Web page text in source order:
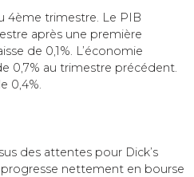
4ème trimestre. Le PIB
après une première
de 0,1%. L’économie
0,7% au trimestre précédent.
0,4%.
des attentes pour Dick’s
nettement en bourse